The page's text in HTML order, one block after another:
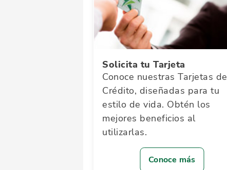
Solicita tu Tarjeta
Conoce nuestras Tarjetas de
Crédito, diseñadas para tu
estilo de vida. Obtén los
mejores beneficios al
utilizarlas.
Conoce más